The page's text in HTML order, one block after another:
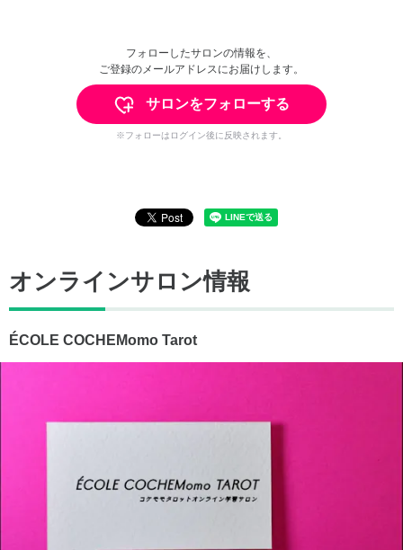
フォローしたサロンの情報を、
ご登録のメールアドレスにお届けします。
サロンをフォローする
※フォローはログイン後に反映されます。
オンラインサロン情報
ÉCOLE COCHEMomo Tarot